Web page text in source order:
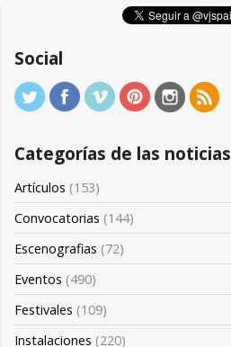
Social
Categorías de las noticias
Artículos (153)
Convocatorias (144)
Escenografias (72)
Eventos (490)
Festivales (109)
Instalaciones (220)